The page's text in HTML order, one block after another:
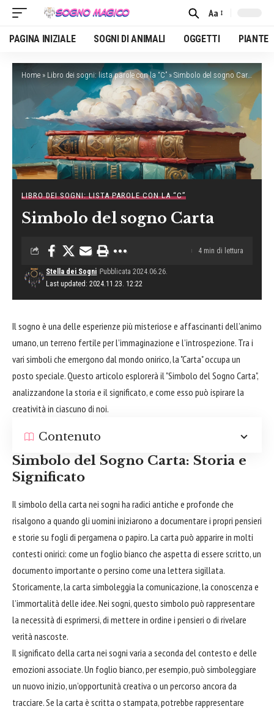
Font
Resizer
Aa
PAGINA INIZIALE SOGNI DI ANIMALI OGGETTI PIANTE
Home » Libro dei sogni: lista parole con la “C” » Simbolo del sogno Carta
LIBRO DEI SOGNI: LISTA PAROLE CON LA “C”
Simbolo del sogno Carta
Last updated: 2024.11.23. 12:22
Stella dei Sogni Pubblicata 2024.06.26.
4 min di lettura
Il sogno è una delle esperienze più misteriose e affascinanti dell’animo
umano, un terreno fertile per l’immaginazione e l’introspezione. Tra i
vari simboli che emergono dal mondo onirico, la "Carta" occupa un
posto speciale. Questo articolo esplorerà il "Simbolo del Sogno Carta",
analizzandone la storia e il significato, e come esso può ispirare la
creatività in ciascuno di noi.
Contenuto
Simbolo del Sogno Carta: Storia e
Significato
Il simbolo della carta nei sogni ha radici antiche e profonde che
risalgono a quando gli uomini iniziarono a documentare i propri pensieri
e storie su fogli di pergamena o papiro. La carta può apparire in molti
contesti onirici: come un foglio bianco che aspetta di essere scritto, un
documento importante o persino come una lettera sigillata.
Storicamente, la carta simboleggia la comunicazione, la conoscenza e
l’immortalità delle idee. Nei sogni, questo simbolo può rappresentare
la necessità di esprimersi, di mettere in ordine i pensieri o di rivelare
verità nascoste.
Il significato della carta nei sogni varia a seconda del contesto e delle
emozioni associate. Un foglio bianco, per esempio, può simboleggiare
un nuovo inizio, un’opportunità creativa o un percorso ancora da
tracciare. Se la carta è scritta o stampata, potrebbe rappresentare